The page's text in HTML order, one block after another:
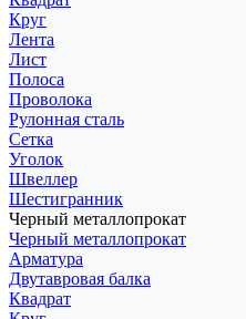
Круг
Лента
Лист
Полоса
Проволока
Рулонная сталь
Сетка
Уголок
Швеллер
Шестигранник
Черный металлопрокат
Черный металлопрокат
Арматура
Двутавровая балка
Квадрат